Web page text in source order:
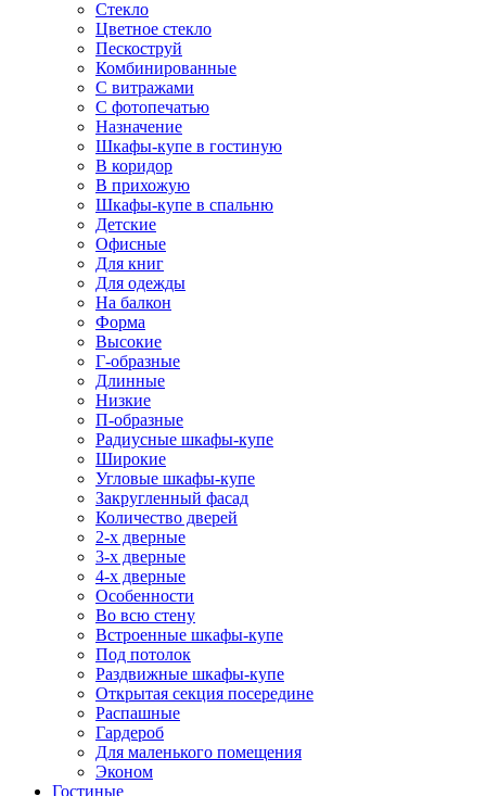
Стекло
Цветное стекло
Пескоструй
Комбинированные
С витражами
С фотопечатью
Назначение
Шкафы-купе в гостиную
В коридор
В прихожую
Шкафы-купе в спальню
Детские
Офисные
Для книг
Для одежды
На балкон
Форма
Высокие
Г-образные
Длинные
Низкие
П-образные
Радиусные шкафы-купе
Широкие
Угловые шкафы-купе
Закругленный фасад
Количество дверей
2-х дверные
3-х дверные
4-х дверные
Особенности
Во всю стену
Встроенные шкафы-купе
Под потолок
Раздвижные шкафы-купе
Открытая секция посередине
Распашные
Гардероб
Для маленького помещения
Эконом
Гостиные